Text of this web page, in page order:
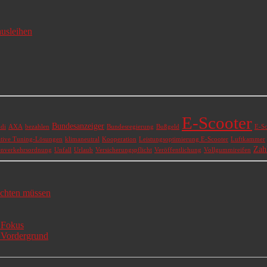
AXA bezahlen Bundesanzeiger Bundesregierung Bußgeld E-Scooter E-
Tuning-Lösungen klimaneutral Kooperation Leistungsoptimierung E-Scooter Luftkammer
Unfall Urlaub Versicherungspflicht Veröffentlichung Vollgummireifen
müssen